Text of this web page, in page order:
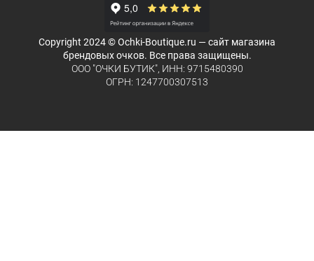
Copyright 2024 © Ochki-Boutique.ru — сайт магазина
брендовых очков. Все права защищены.
ООО "ОЧКИ БУТИК", ИНН: 9715480390
ОГРН: 1247700307513